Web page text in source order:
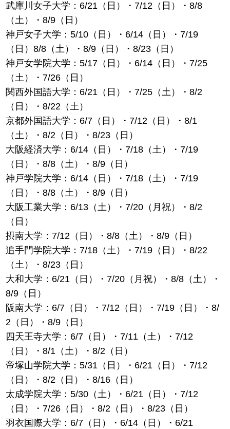
武庫川女子大学：6/21（日）・7/12（日）・8/8
（土）・8/9（日）
神戸女子大学：5/10（日）・6/14（日）・7/19
（日）8/8（土）・8/9（日）・8/23（日）
神戸女学院大学：5/17（日）・6/14（日）・7/25
（土）・7/26（日）
関西外国語大学：6/21（日）・7/25（土）・8/2
（日）・8/22（土）
京都外国語大学：6/7（日）・7/12（日）・8/1
（土）・8/2（日）・8/23（日）
大阪経済大学：6/14（日）・7/18（土）・7/19
（日）・8/8（土）・8/9（日）
神戸学院大学：6/14（日）・7/18（土）・7/19
（日）・8/8（土）・8/9（日）
大阪工業大学：6/13（土）・7/20（月祝）・8/2
（日）
摂南大学：7/12（日）・8/8（土）・8/9（日）
追手門学院大学：7/18（土）・7/19（日）・8/22
（土）・8/23（日）
大和大学：6/21（日）・7/20（月祝）・8/8（土）・
8/9（日）
阪南大学：6/7（日）・7/12（日）・7/19（日）・8/
2（日）・8/9（日）
四天王寺大学：6/7（日）・7/11（土）・7/12
（日）・8/1（土）・8/2（日）
帝塚山学院大学：5/31（日）・6/21（日）・7/12
（日）・8/2（日）・8/16（日）
太成学院大学：5/30（土）・6/21（日）・7/12
（日）・7/26（日）・8/2（日）・8/23（日）
羽衣国際大学：6/7（日）・6/14（日）・6/21